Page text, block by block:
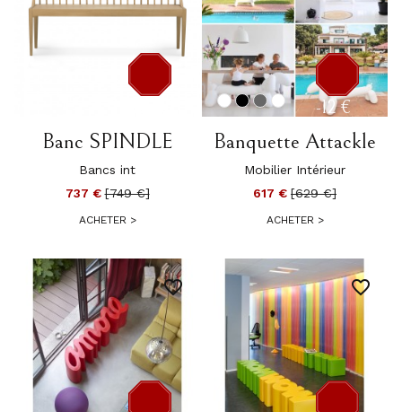
Banc SPINDLE
Bancs int
737 €[749 €]
ACHETER >
-12 €
Banquette Attackle
Mobilier Intérieur
617 € [629 €]
ACHETER >
favorite_border favorite_border